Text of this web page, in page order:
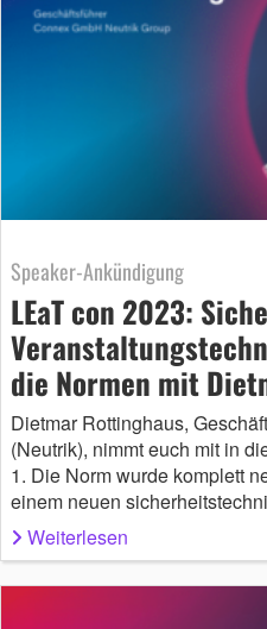
Speaker-Ankündigung
LEaT con 2023:
die Normen mit
Dietmar Rottinghaus,
(Neutrik), nimmt euch mit in
1. Die Norm wurde komplett
einem neuen
Weiterlesen